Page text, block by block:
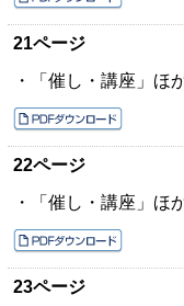
21ページ
・「催し・講座」ほ
22ページ
・「催し・講座」ほ
23ページ